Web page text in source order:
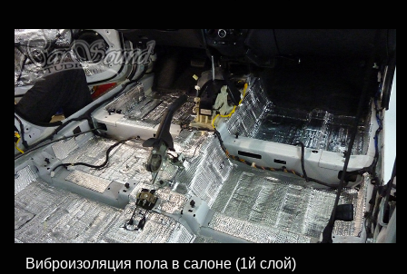
Виброизоляция пола в салоне (1й слой)